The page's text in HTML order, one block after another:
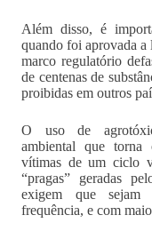
Além disso, é
quando foi aprovada
marco regulatório
de centenas de
proibidas em outros
O uso de
ambiental que torna
vítimas de um ciclo
“pragas” geradas
exigem que sejam
frequência, e com